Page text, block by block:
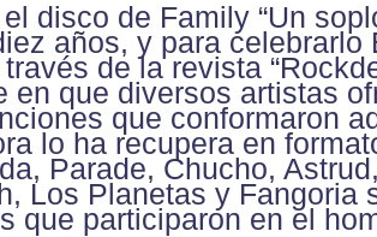
disco de Family “Un
años, y para celebrarlo
de la revista
en que diversos artistas
que conformaron
lo ha recupera en
Parade, Chucho,
Los Planetas y Fangoria
que participaron en el